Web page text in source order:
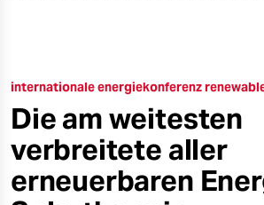
öko
gesellschaft
kultur
internationale energiekonferenz
Die am weitesten
verbreitete aller
erneuerbaren